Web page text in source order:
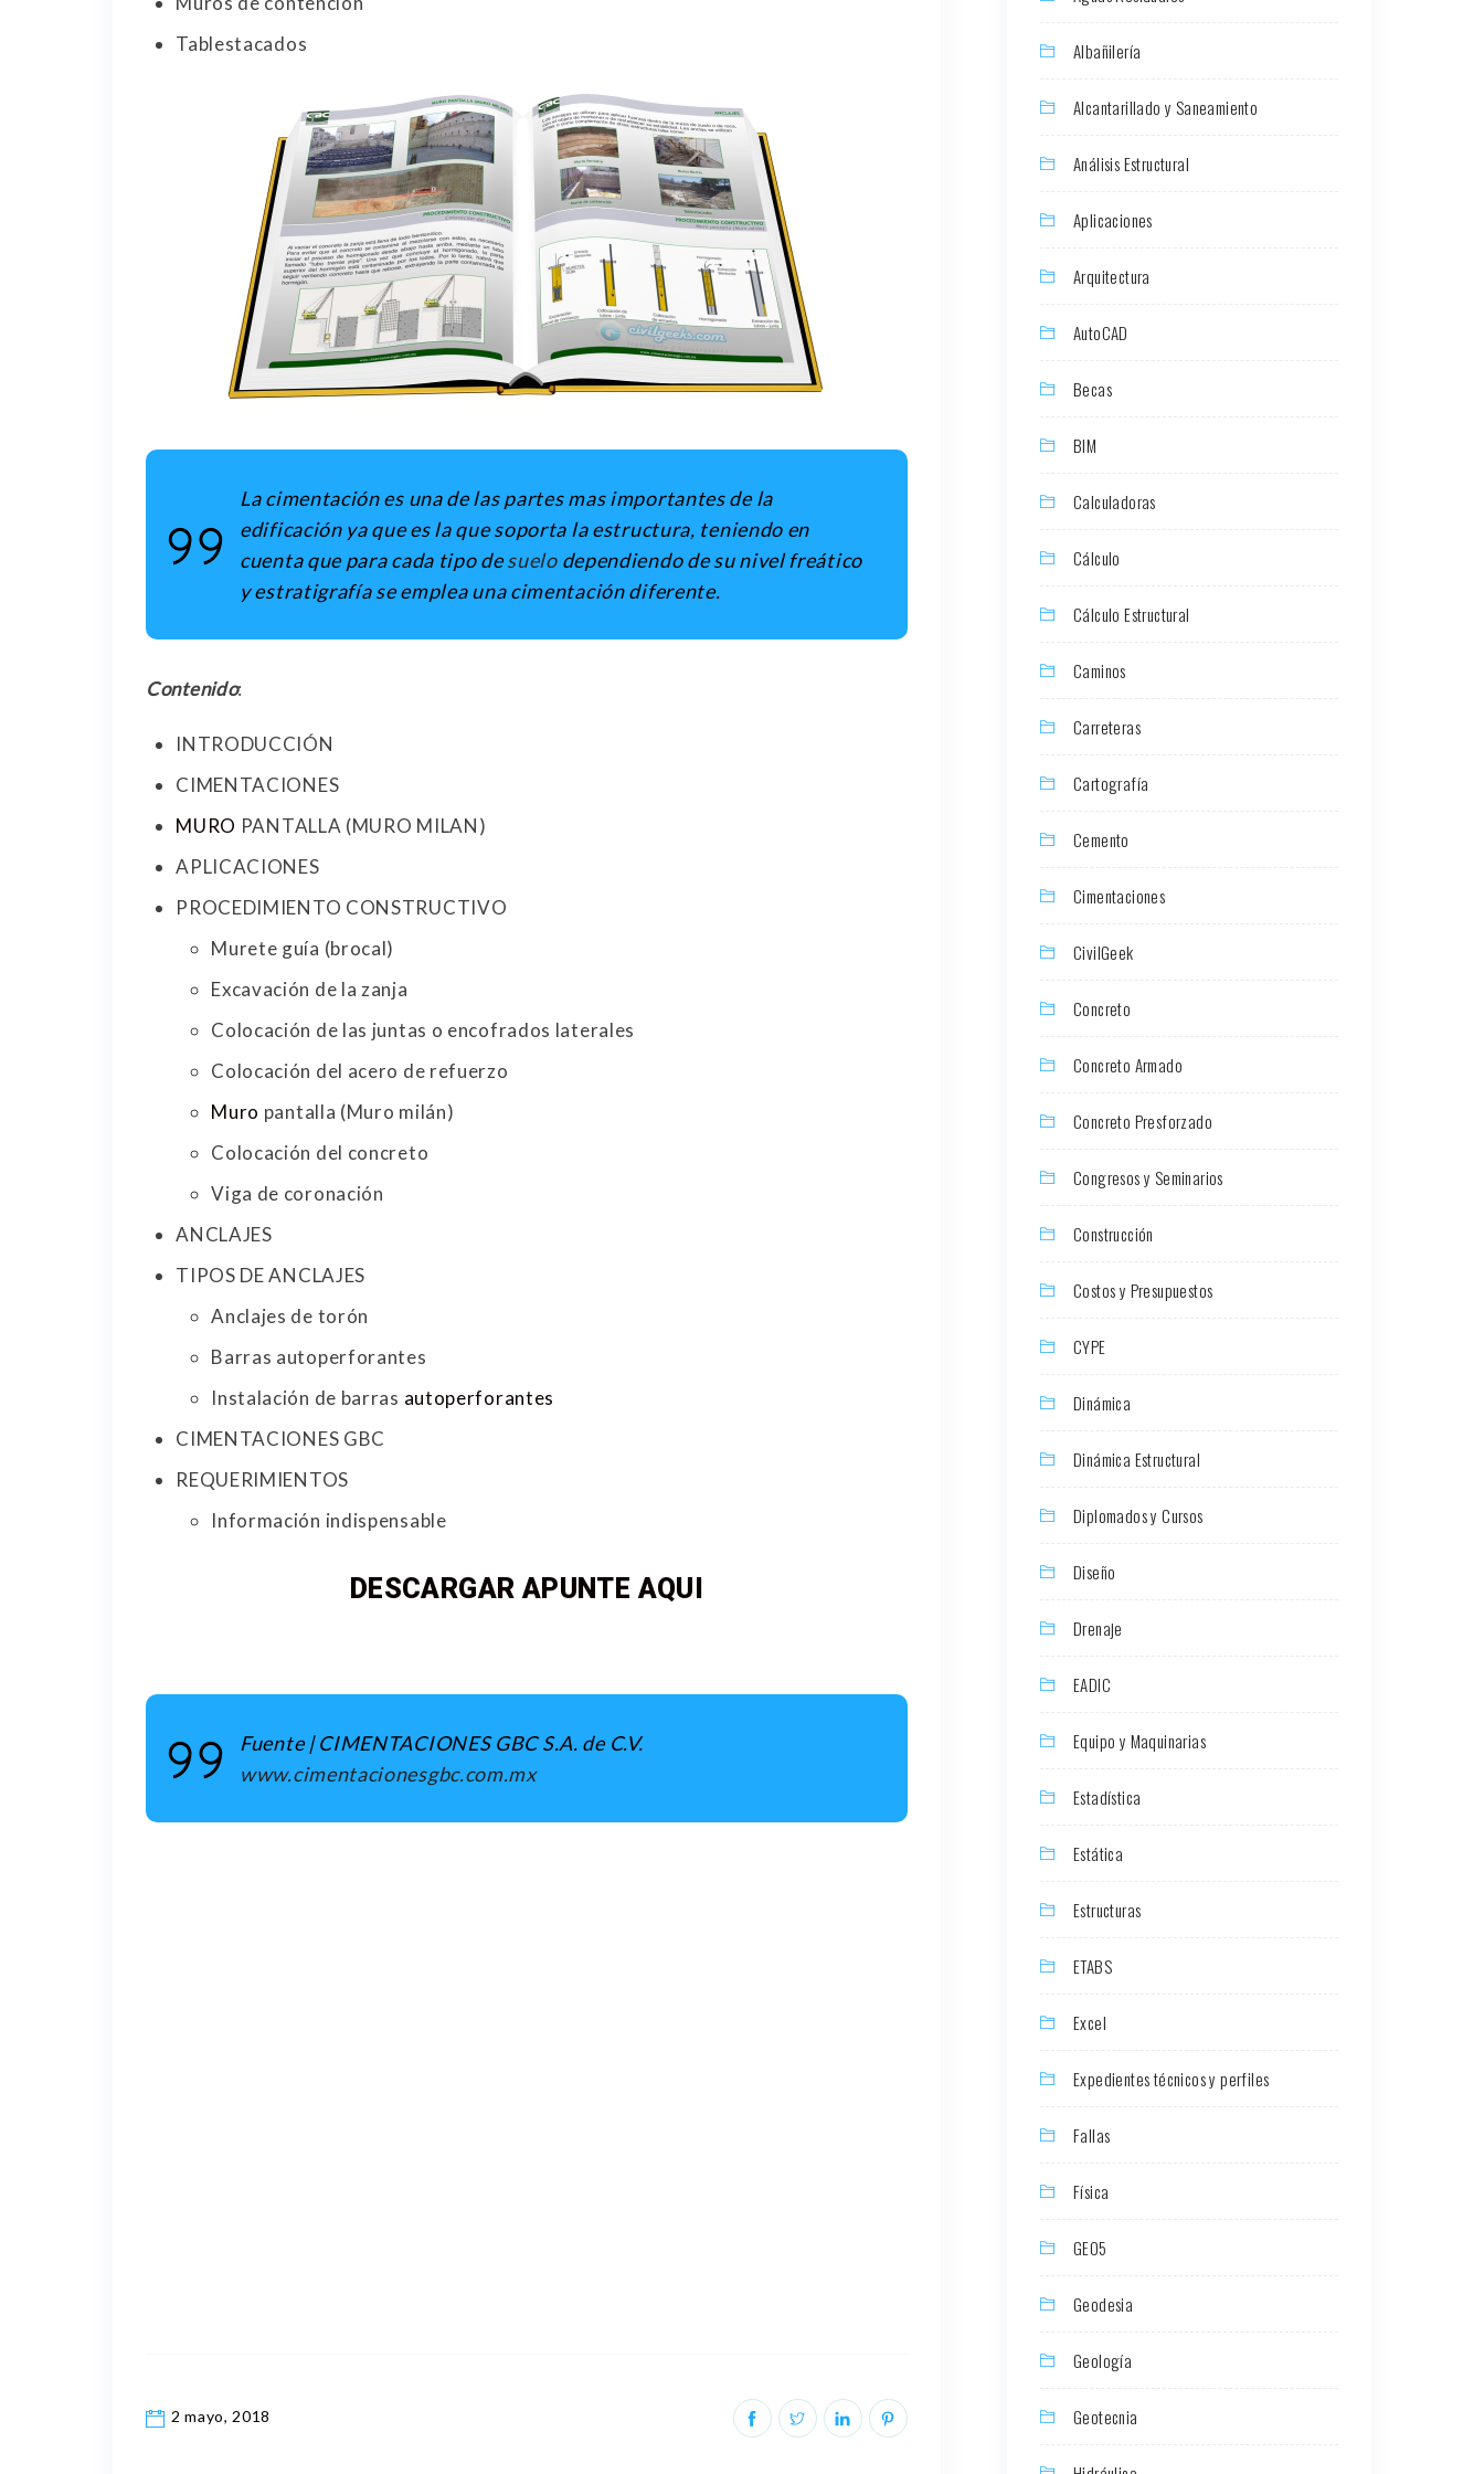
Tablestacados
La cimentación es una de las partes mas importantes de la
edificación ya que es la que soporta la estructura, teniendo en
cuenta que para cada tipo desuelodependiendo de su nivel freático
y estratigrafía se emplea una cimentación diferente.
Contenido:
INTRODUCCIÓN
CIMENTACIONES
MURO PANTALLA (MURO MILAN)
APLICACIONES
PROCEDIMIENTO CONSTRUCTIVO
Murete guía (brocal)
Excavación de la zanja
Colocación de las juntas o encofrados laterales
Colocación del acero de refuerzo
Muro pantalla (Muro milán)
Colocación del concreto
Viga de coronación
ANCLAJES
TIPOS DE ANCLAJES
Anclajes de torón
Barras autoperforantes
Instalación de barras autoperforantes
CIMENTACIONES GBC
REQUERIMIENTOS
Información indispensable
DESCARGAR APUNTE AQUI
Fuente | CIMENTACIONES GBC S.A. de C.V.
www.cimentacionesgbc.com.mx
2 mayo, 2018
Albañilería
Alcantarillado y Saneamiento
Análisis Estructural
Aplicaciones
Arquitectura
AutoCAD
Becas
BIM
Calculadoras
Cálculo
Cálculo Estructural
Caminos
Carreteras
Cartografía
Cemento
Cimentaciones
CivilGeek
Concreto
Concreto Armado
Concreto Presforzado
Congresos y Seminarios
Construcción
Costos y Presupuestos
CYPE
Dinámica
Dinámica Estructural
Diplomados y Cursos
Diseño
Drenaje
EADIC
Equipo y Maquinarias
Estadística
Estática
Estructuras
ETABS
Excel
Expedientes técnicos y perfiles
Fallas
Física
GEO5
Geodesia
Geología
Geotecnia